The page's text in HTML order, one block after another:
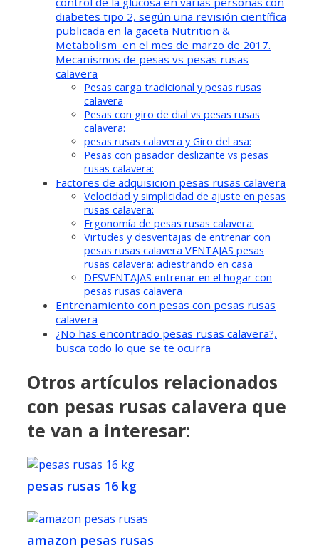
diabetes tipo 2, según una revisión científica
publicada en la gaceta Nutrition &
Metabolism en el mes de marzo de 2017.
Mecanismos de pesas vs pesas rusas
calavera
Pesas carga tradicional y pesas rusas
calavera
Pesas con giro de dial vs pesas rusas
calavera:
pesas rusas calavera y Giro del asa:
Pesas con pasador deslizante vs pesas
rusas calavera:
Factores de adquisicion pesas rusas calavera
Velocidad y simplicidad de ajuste en pesas
rusas calavera:
Ergonomía de pesas rusas calavera:
Virtudes y desventajas de entrenar con
pesas rusas calavera VENTAJAS pesas
rusas calavera: adiestrando en casa
DESVENTAJAS entrenar en el hogar con
pesas rusas calavera
Entrenamiento con pesas con pesas rusas
calavera
¿No has encontrado pesas rusas calavera?,
busca todo lo que se te ocurra
Otros artículos relacionados
con pesas rusas calavera que
te van a interesar:
pesas rusas 16 kg
amazon pesas rusas